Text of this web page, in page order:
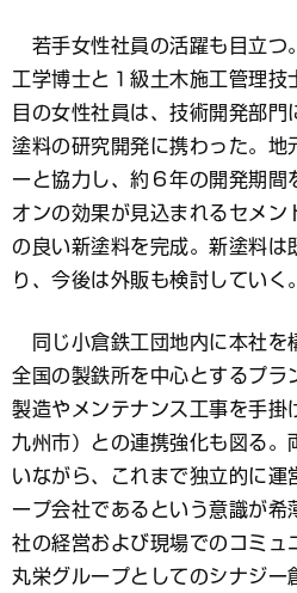
若手女性社員の活躍も目立つ
工学博士と１級土木施工管理
目の女性社員は、技術開発部門
塗料の研究開発に携わった。地
ーと協力し、約６年の開発期
オンの効果が見込まれるセメン
の良い新塗料を完成。新塗料は
り、今後は外販も検討していく。
同じ小倉鉄工団地内に本社を
全国の製鉄所を中心とするプラ
製造やメンテナンス工事を手掛
九州市）との連携強化も図る。
いながら、これまで独立的に運
ープ会社であるという意識が希
社の経営および現場でのコミュ
丸栄グループとしてのシナジー